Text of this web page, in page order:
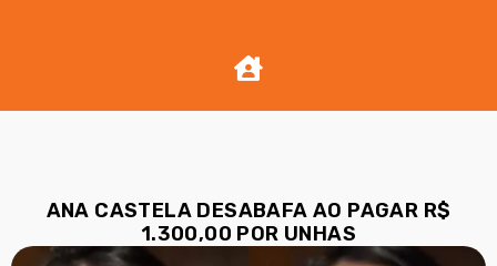
ANA CASTELA DESABAFA AO PAGAR R$
1.300,00 POR UNHAS